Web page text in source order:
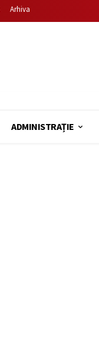
Arhiva
ADMINISTRAȚIE